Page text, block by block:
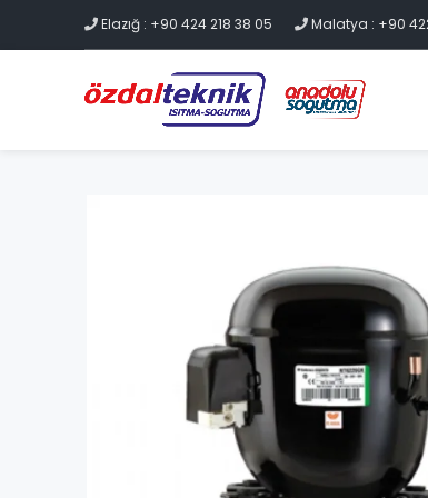
Elazığ : +90 424 218 38 05 Malatya : +90